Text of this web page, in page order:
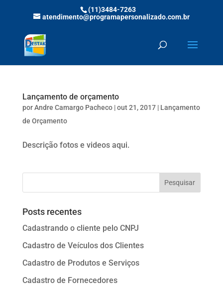
(11)3484-7263
atendimento@programapersonalizado.com.br
Lançamento de orçamento
porAndre Camargo Pacheco|out 21, 2017| Lançamento
de Orçamento
Descrição fotos e videos aqui.
Posts recentes
Cadastrando o cliente pelo CNPJ
Cadastro de Veículos dos Clientes
Cadastro de Produtos e Serviços
Cadastro de Fornecedores